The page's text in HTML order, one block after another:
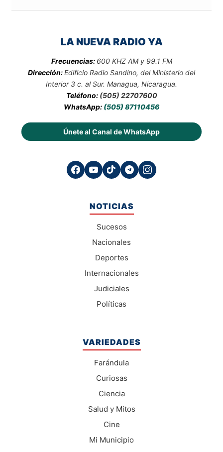
LA NUEVA RADIO YA
Frecuencias: 600 KHZ AM y 99.1 FM
Dirección:Edificio Radio Sandino, del Ministerio del
Interior 3 c. al Sur. Managua, Nicaragua.
Teléfono: (505) 22707600
WhatsApp: (505) 87110456
Únete al Canal de WhatsApp
NOTICIAS
Sucesos
Nacionales
Deportes
Internacionales
Judiciales
Políticas
VARIEDADES
Farándula
Curiosas
Ciencia
Salud y Mitos
Cine
Mi Municipio